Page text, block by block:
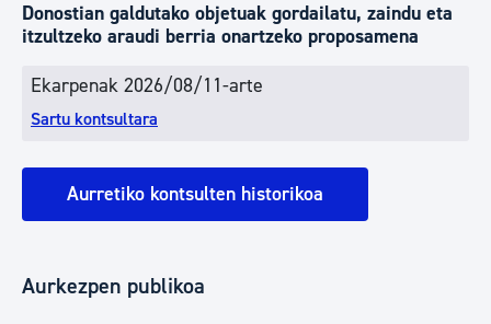
Donostian galdutako objetuak gordailatu, zaindu eta
itzultzeko araudi berria onartzeko proposamena
Ekarpenak 2026/08/11-arte
Sartu kontsultara
Aurretiko kontsulten historikoa
Aurkezpen publikoa